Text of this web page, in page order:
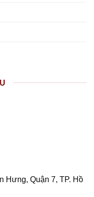
Hưng, Quận 7, TP. Hồ